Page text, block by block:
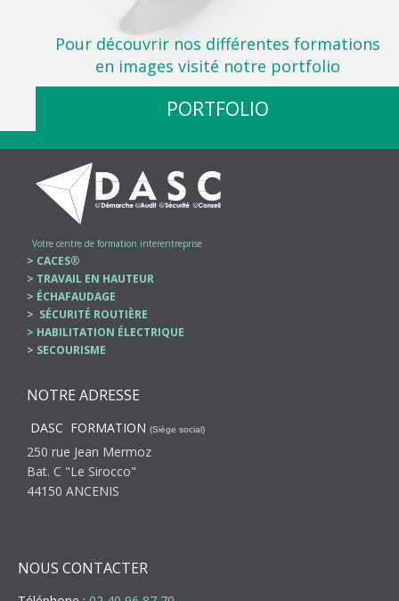
Pour découvrir nos différentes formations
en images visité notre portfolio
PORTFOLIO
Votre centre de formation interentreprise
> CACES®
> TRAVAIL EN HAUTEUR
> ÉCHAFAUDAGE
> SÉCURITÉ ROUTIÈRE
> HABILITATION ÉLECTRIQUE
> SECOURISME
NOTRE ADRESSE
DASC FORMATION (Siège social)
250 rue Jean Mermoz
Bat. C "Le Sirocco"
44150 ANCENIS
NOUS CONTACTER